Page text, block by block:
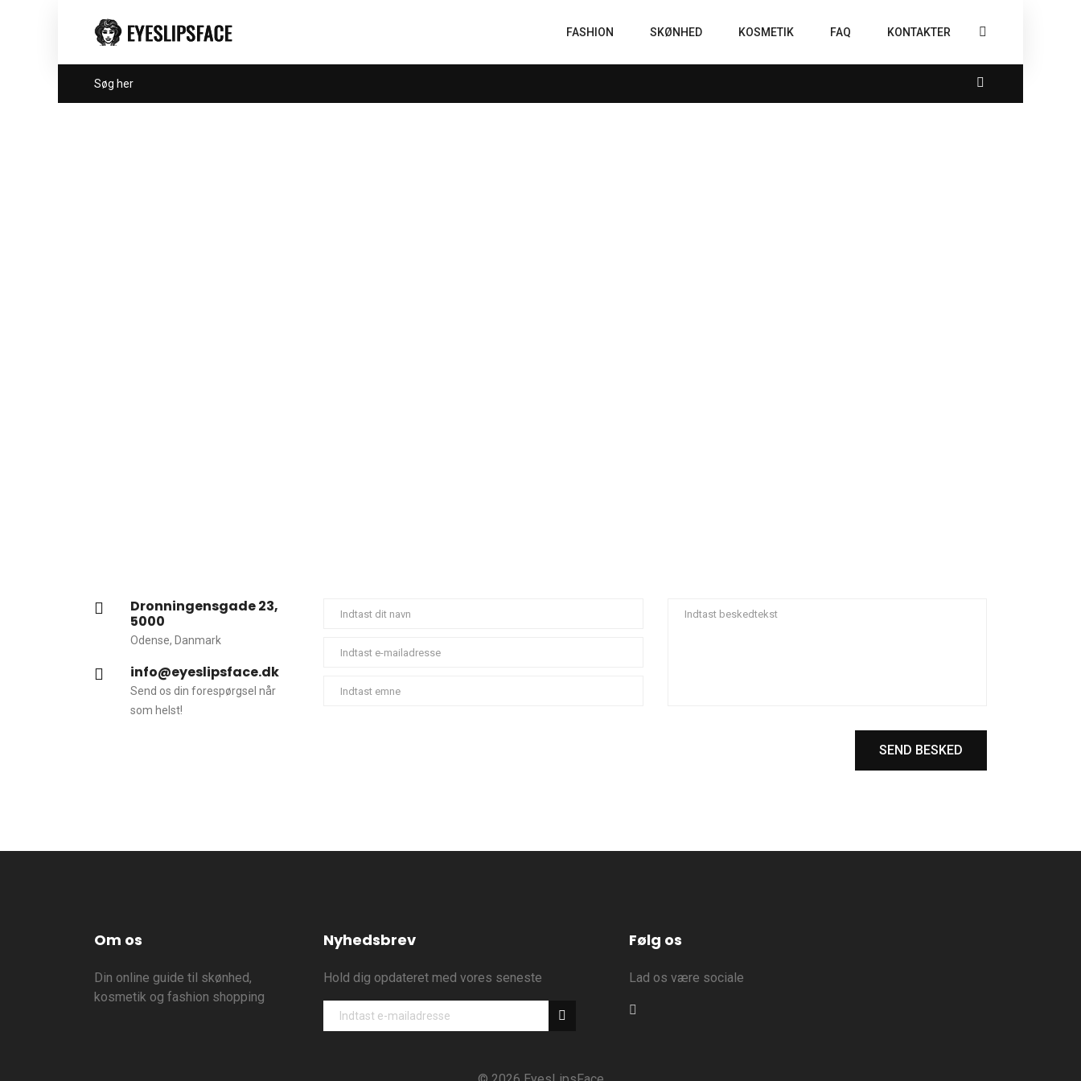
FASHION SKØNHED KOSMETIK FAQ KONTAKTER
Dronningensgade 23,
5000
Odense, Danmark
info@eyeslipsface.dk
Send os din forespørgsel når
som helst!
SEND BESKED
Om os
Din online guide til skønhed,
kosmetik og fashion shopping
Nyhedsbrev
Hold dig opdateret med vores seneste
Følg os
Lad os være sociale